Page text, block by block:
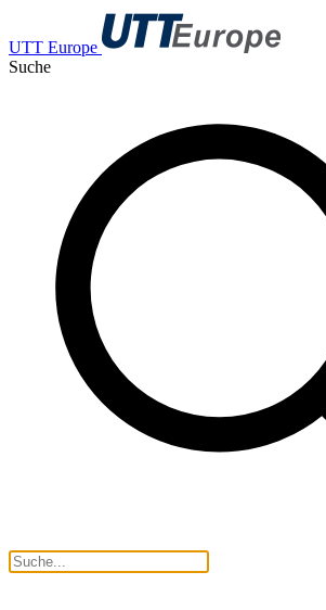
UTT Europe
Suche